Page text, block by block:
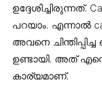
ഉദ്ദേശിച്ചിരുന്നത്.
പറയാം. എന്നാൽ
അവനെ
ഉണ്ടായി. അത്
കാര്യമാണ്.